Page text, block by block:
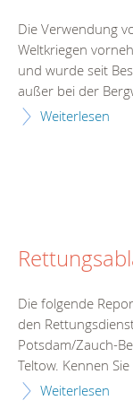
Die Verwendung
Weltkriegen
und wurde seit
außer bei der
Weiterlesen
Die folgende
den
Potsdam/Zauch-
Teltow. Kennen Sie
Weiterlesen